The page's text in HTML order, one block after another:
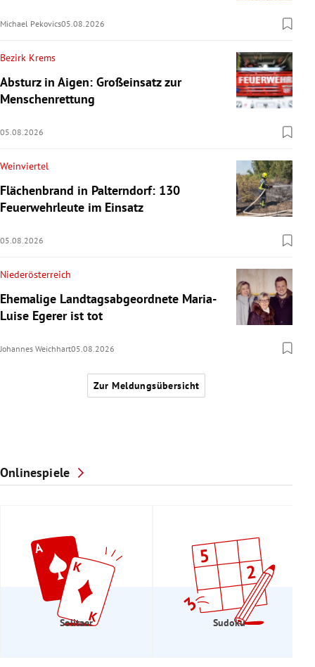
Michael Pekovics05.08.2026
Bezirk Krems
Absturz in Aigen: Großeinsatz zur
Menschenrettung
05.08.2026
Weinviertel
Flächenbrand in Palterndorf: 130
Feuerwehrleute im Einsatz
05.08.2026
Niederösterreich
Ehemalige Landtagsabgeordnete Maria-
Luise Egerer ist tot
Johannes Weichhart05.08.2026
Zur Meldungsübersicht
Onlinespiele
Solitaer Sudoku